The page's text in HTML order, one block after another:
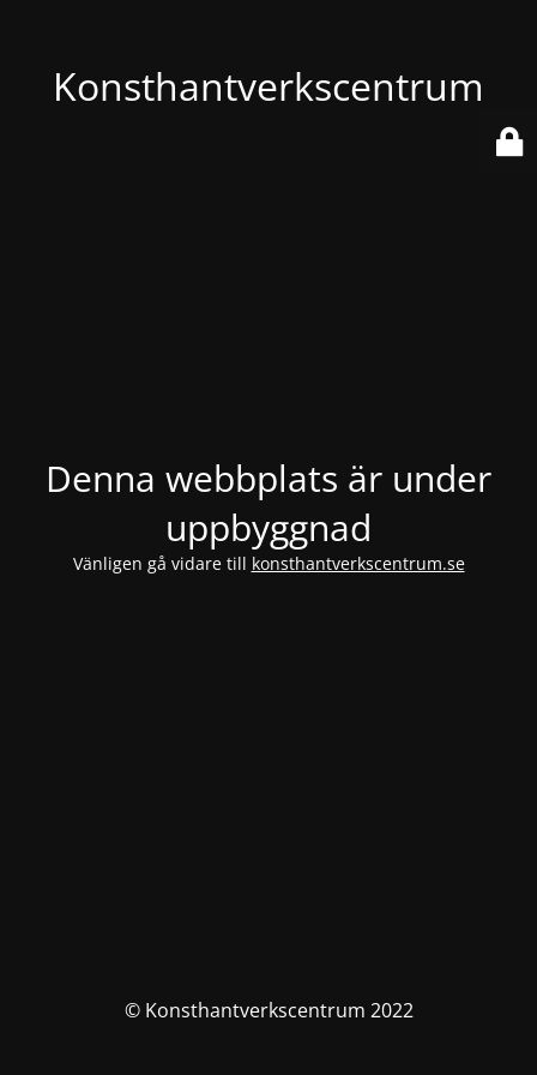
Konsthantverkscentrum
Denna webbplats är under
uppbyggnad
Vänligen gå vidare till konsthantverkscentrum.se
© Konsthantverkscentrum 2022